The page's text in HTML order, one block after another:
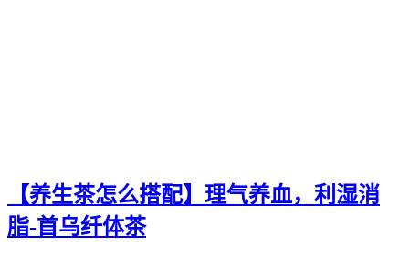
【养生茶怎么搭配】理气养血，利湿消
脂-首乌纤体茶